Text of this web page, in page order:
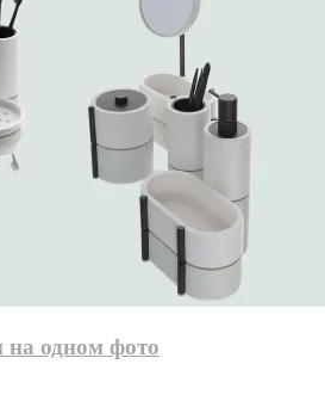
на одном фото